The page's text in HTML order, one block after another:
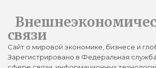
связи
Сайт о мировой экономике, бизнесе и
Зарегистрировано в Федеральная